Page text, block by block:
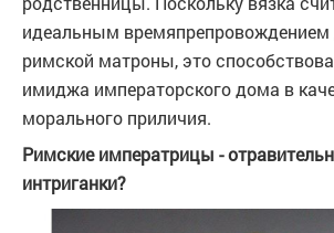
идеальным
римской матроны, это
имиджа императорского дома в
морального приличия.
Римские императрицы -
интриганки?